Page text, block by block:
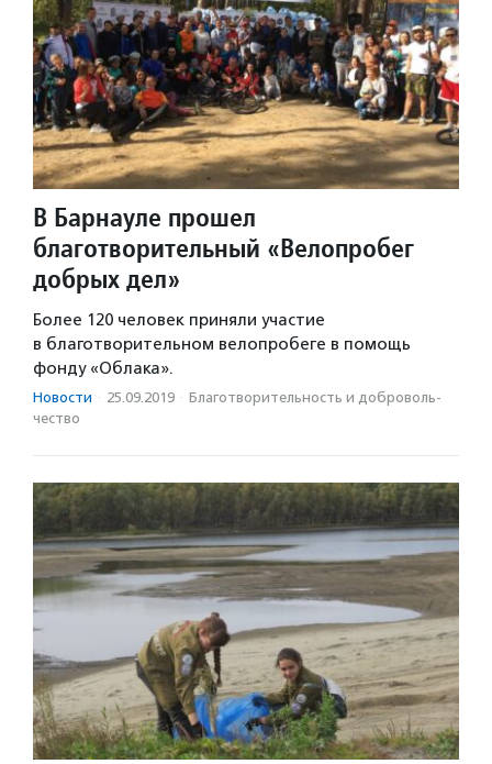
В Барнауле прошел
благотворительный «Велопробег
добрых дел»
Более 120 человек приняли участие
в благотворительном велопробеге в помощь
фонду «Облака».
Новости · 25.09.2019 · Благотвори­тель­ность и доброволь­
чест­во